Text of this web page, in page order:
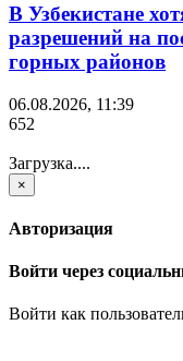
В Узбекистане
разрешений на
горных районов
06.08.2026, 11:39
652
Загрузка....
×
Авторизация
Войти через
Войти как